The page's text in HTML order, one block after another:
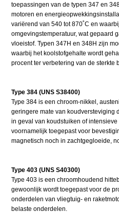
toepassingen van de typen 347 en
motoren en
variërend van 540 tot 870˚C en
omgevingstemperatuur, wat gepaard
vloeistof. Typen 347H en 348H zijn
waarbij het koolstofgehalte wordt
procent ter verbetering van de sterkte
Type 384 (UNS S38400)
Type 384 is een chroom-nikkel,
geringere mate van koudversteviging
in geval van koudstuiken of
voornamelijk toegepast voor
magnetisch noch in zachtgegloeide,
Type 403 (UNS S40300)
Type 403 is een chroomhoudend
gewoonlijk wordt toegepast voor de
onderdelen van vliegtuig- en
belaste onderdelen.